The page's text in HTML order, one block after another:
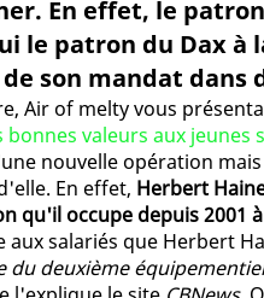
En effet, le
le patron du Dax à
son mandat dans
Air of melty vous
valeurs aux jeunes
nouvelle opération
En effet, Herbert
qu'il occupe depuis 2001
aux salariés que Herbert
du deuxième